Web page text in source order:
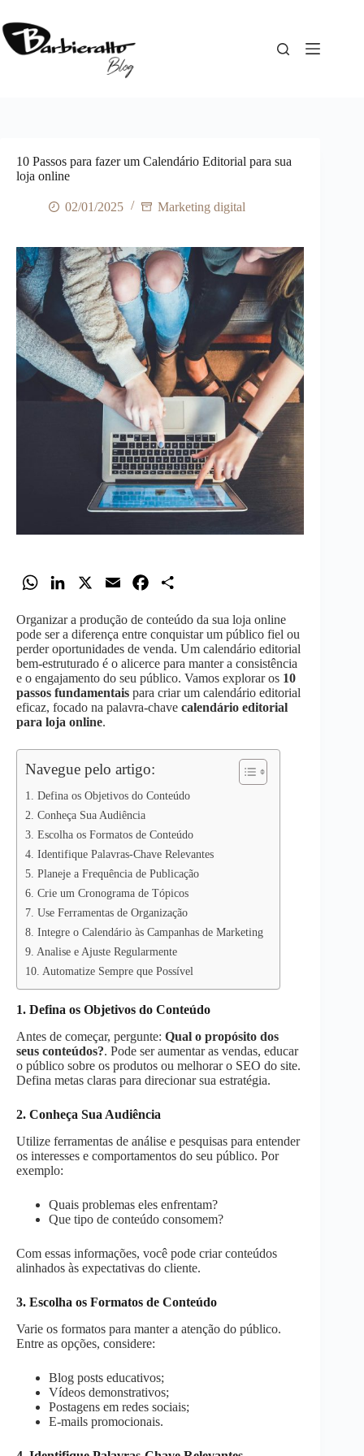
para
o
conteúdo
10 Passos para fazer um Calendário Editorial para sua
loja online
02/01/2025 Marketing digital
W
a
t
s
A
p
p
n
k
e
d
I
n
a
l
c
e
b
o
o
a
r
e
Organizar a produção de conteúdo da sua loja online
pode ser a diferença entre conquistar um público fiel ou
perder oportunidades de venda. Um calendário editorial
bem-estruturado é o alicerce para manter a consistência
e o engajamento do seu público. Vamos explorar os 10
passos fundamentais para criar um calendário editorial
eficaz, focado na palavra-chave calendário editorial
para loja online.
Navegue pelo artigo:
1. Defina os Objetivos do Conteúdo
2. Conheça Sua Audiência
3. Escolha os Formatos de Conteúdo
4. Identifique Palavras-Chave Relevantes
5. Planeje a Frequência de Publicação
6. Crie um Cronograma de Tópicos
7. Use Ferramentas de Organização
8. Integre o Calendário às Campanhas de Marketing
9. Analise e Ajuste Regularmente
10. Automatize Sempre que Possível
1. Defina os Objetivos do Conteúdo
Antes de começar, pergunte: Qual o propósito dos
seus conteúdos?. Pode ser aumentar as vendas, educar
o público sobre os produtos ou melhorar o SEO do site.
Defina metas claras para direcionar sua estratégia.
2. Conheça Sua Audiência
Utilize ferramentas de análise e pesquisas para entender
os interesses e comportamentos do seu público. Por
exemplo:
Quais problemas eles enfrentam?
Que tipo de conteúdo consomem?
Com essas informações, você pode criar conteúdos
alinhados às expectativas do cliente.
3. Escolha os Formatos de Conteúdo
Varie os formatos para manter a atenção do público.
Entre as opções, considere:
Blog posts educativos;
Vídeos demonstrativos;
Postagens em redes sociais;
E-mails promocionais.